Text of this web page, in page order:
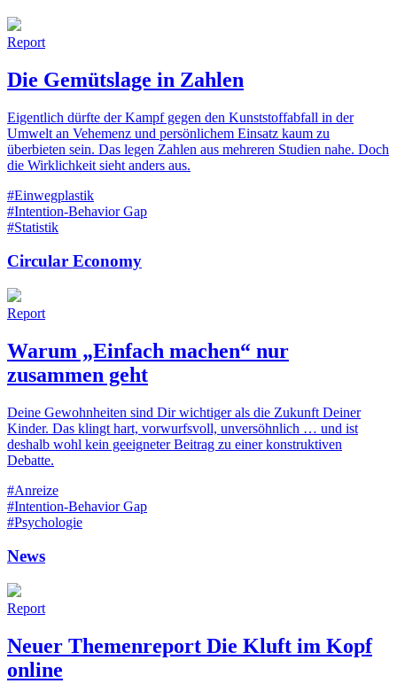
Report
Die Gemütslage in Zahlen
Eigentlich dürfte der Kampf gegen den Kunststoffabfall in der
Umwelt an Vehemenz und persönlichem Einsatz kaum zu
überbieten sein. Das legen Zahlen aus mehreren Studien nahe. Doch
die Wirklichkeit sieht anders aus.
#Einwegplastik
#Intention-Behavior Gap
#Statistik
Circular Economy
Report
Warum „Einfach machen“ nur
zusammen geht
Deine Gewohnheiten sind Dir wichtiger als die Zukunft Deiner
Kinder. Das klingt hart, vorwurfsvoll, unversöhnlich … und ist
deshalb wohl kein geeigneter Beitrag zu einer konstruktiven
Debatte.
#Anreize
#Intention-Behavior Gap
#Psychologie
News
Report
Neuer Themenreport Die Kluft im Kopf
online